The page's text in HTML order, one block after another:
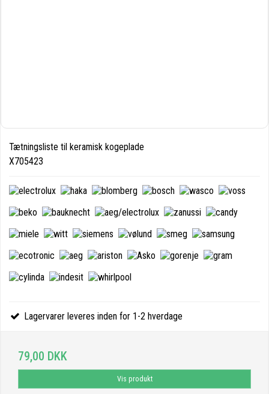
Tætningsliste til keramisk kogeplade
X705423
Lagervarer leveres inden for 1-2 hverdage
79,00 DKK
Vis produkt